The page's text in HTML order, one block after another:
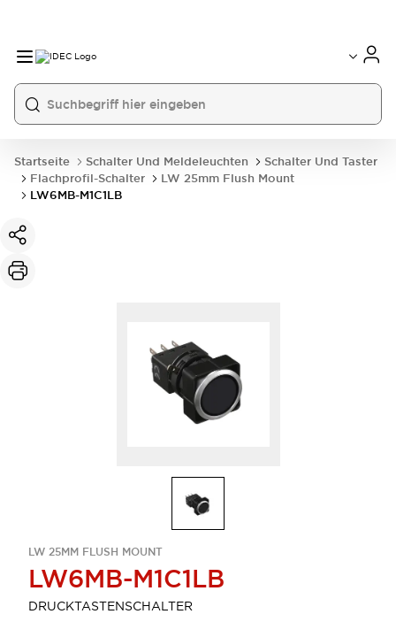
Startseite Schalter Und Meldeleuchten
Schalter Und Taster
Flachprofil-Schalter
LW 25mm Flush Mount
LW6MB-M1C1LB
LW 25MM FLUSH MOUNT
LW6MB-M1C1LB
DRUCKTASTENSCHALTER